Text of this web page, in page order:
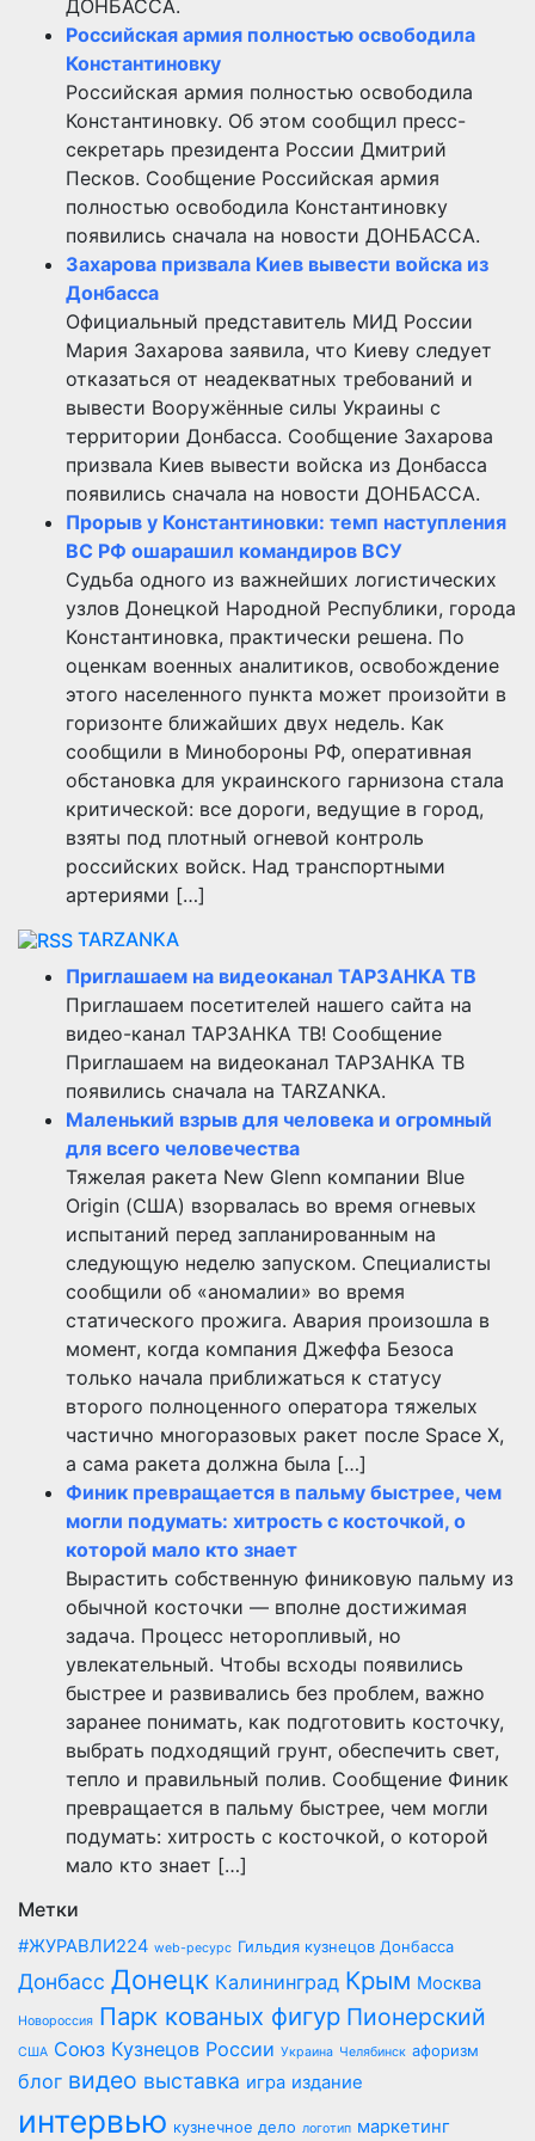
ДОНБАССА.
Российская армия полностью освободила
Константиновку
Российская армия полностью освободила
Константиновку. Об этом сообщил пресс-
секретарь президента России Дмитрий
Песков. Сообщение Российская армия
полностью освободила Константиновку
появились сначала на новости ДОНБАССА.
Захарова призвала Киев вывести войска из
Донбасса
Официальный представитель МИД России
Мария Захарова заявила, что Киеву следует
отказаться от неадекватных требований и
вывести Вооружённые силы Украины с
территории Донбасса. Сообщение Захарова
призвала Киев вывести войска из Донбасса
появились сначала на новости ДОНБАССА.
Прорыв у Константиновки: темп наступления
ВС РФ ошарашил командиров ВСУ
Судьба одного из важнейших логистических
узлов Донецкой Народной Республики, города
Константиновка, практически решена. По
оценкам военных аналитиков, освобождение
этого населенного пункта может произойти в
горизонте ближайших двух недель. Как
сообщили в Минобороны РФ, оперативная
обстановка для украинского гарнизона стала
критической: все дороги, ведущие в город,
взяты под плотный огневой контроль
российских войск. Над транспортными
артериями […]
TARZANKA
Приглашаем на видеоканал ТАРЗАНКА ТВ
Приглашаем посетителей нашего сайта на
видео-канал ТАРЗАНКА ТВ! Сообщение
Приглашаем на видеоканал ТАРЗАНКА ТВ
появились сначала на TARZANKA.
Маленький взрыв для человека и огромный
для всего человечества
Тяжелая ракета New Glenn компании Blue
Origin (США) взорвалась во время огневых
испытаний перед запланированным на
следующую неделю запуском. Специалисты
сообщили об «аномалии» во время
статического прожига. Авария произошла в
момент, когда компания Джеффа Безоса
только начала приближаться к статусу
второго полноценного оператора тяжелых
частично многоразовых ракет после Space X,
а сама ракета должна была […]
Финик превращается в пальму быстрее, чем
могли подумать: хитрость с косточкой, о
которой мало кто знает
Вырастить собственную финиковую пальму из
обычной косточки — вполне достижимая
задача. Процесс неторопливый, но
увлекательный. Чтобы всходы появились
быстрее и развивались без проблем, важно
заранее понимать, как подготовить косточку,
выбрать подходящий грунт, обеспечить свет,
тепло и правильный полив. Сообщение Финик
превращается в пальму быстрее, чем могли
подумать: хитрость с косточкой, о которой
мало кто знает […]
Метки
#ЖУРАВЛИ224 web-ресурс Гильдия кузнецов Донбасса
Донбасс Донецк Калининград Крым Москва
Новороссия Парк кованых фигур Пионерский
США Союз Кузнецов России Украина Челябинск афоризм
блог видео выставка игра издание
интервью кузнечное дело логотип маркетинг